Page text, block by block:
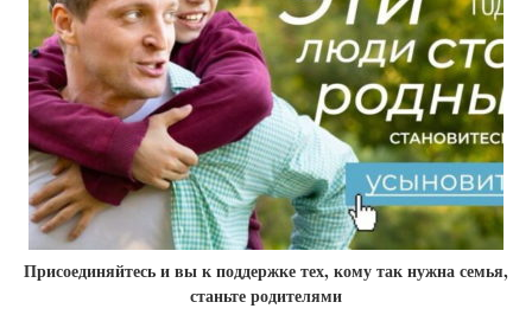
Присоединяйтесь и вы к поддержке тех, кому так нужна семья,
станьте родителями